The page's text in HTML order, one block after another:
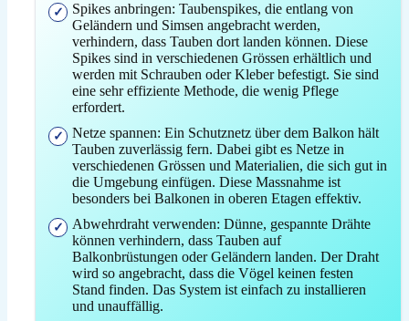
Spikes anbringen: Taubenspikes, die entlang von
Geländern und Simsen angebracht werden,
verhindern, dass Tauben dort landen können. Diese
Spikes sind in verschiedenen Grössen erhältlich und
werden mit Schrauben oder Kleber befestigt. Sie sind
eine sehr effiziente Methode, die wenig Pflege
erfordert.
Netze spannen: Ein Schutznetz über dem Balkon hält
Tauben zuverlässig fern. Dabei gibt es Netze in
verschiedenen Grössen und Materialien, die sich gut in
die Umgebung einfügen. Diese Massnahme ist
besonders bei Balkonen in oberen Etagen effektiv.
Abwehrdraht verwenden: Dünne, gespannte Drähte
können verhindern, dass Tauben auf
Balkonbrüstungen oder Geländern landen. Der Draht
wird so angebracht, dass die Vögel keinen festen
Stand finden. Das System ist einfach zu installieren
und unauffällig.